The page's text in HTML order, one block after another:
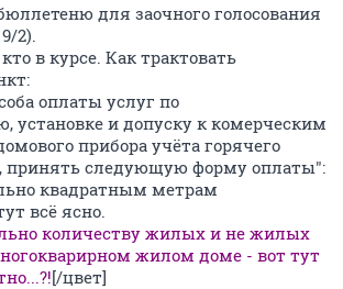
для заочного голосования
2).
в курсе. Как трактовать
оплаты услуг по
установке и допуску к комерческим
прибора учёта горячего
принять следующую форму оплаты":
квадратным метрам
всё ясно.
количеству жилых и не жилых
жилом доме - вот тут
[/цвет]